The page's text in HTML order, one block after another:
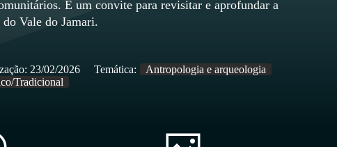
É um convite para revisitar e aprofundar a
Vale do Jamari.
23/02/2026 Temática:
Antropologia e arqueologia
Tradicional